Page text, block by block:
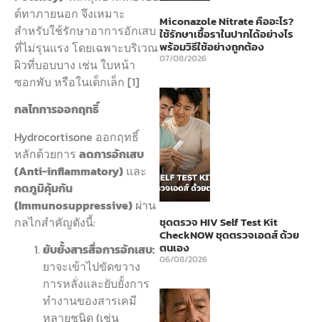
ด์ทาภายนอก จึงเหมาะ
สำหรับใช้รักษาอาการอักเสบ
ที่ไม่รุนแรง โดยเฉพาะบริเวณ
ผิวที่บอบบาง เช่น ใบหน้า
ซอกพับ หรือในเด็กเล็ก [1]
กลไกการออกฤทธิ์
Hydrocortisone ออกฤทธิ์
หลักด้วยการ ลดการอักเสบ
(Anti-inflammatory) และ
กดภูมิคุ้มกัน
(Immunosuppressive) ผ่าน
กลไกสำคัญดังนี้:
ยับยั้งสารสื่อการอักเสบ:
ยาจะเข้าไปขัดขวาง
การหลั่งและยับยั้งการ
ทำงานของสารเคมี
หลายชนิด (เช่น
Miconazole Nitrate คืออะไร?
ใช้รักษาเชื้อราในปากได้อย่างไร
พร้อมวิธีใช้อย่างถูกต้อง
07/08/2026
ชุดตรวจ HIV Self Test Kit
CheckNOW ชุดตรวจเอดส์ ด้วย
ตนเอง
06/08/2026